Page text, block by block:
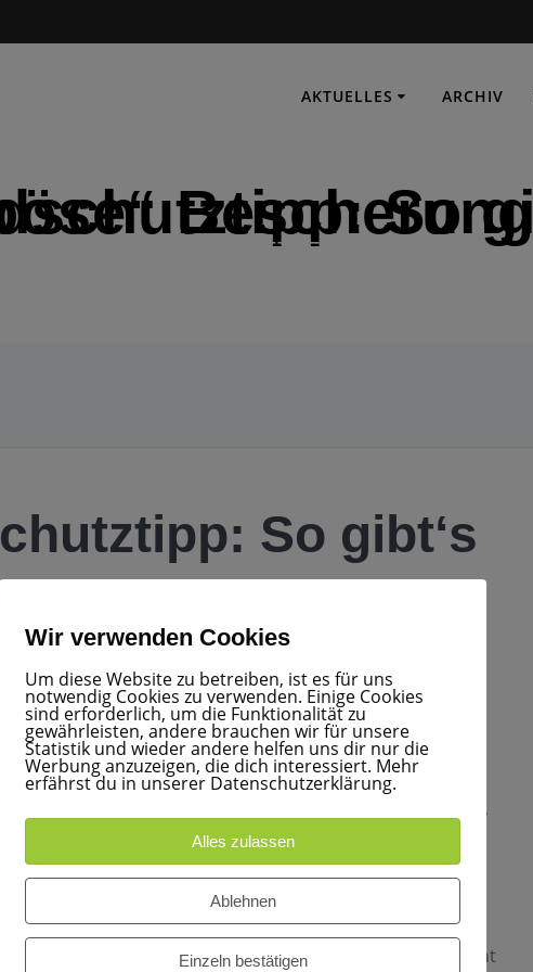
AKTUELLES ARCHIV
Brandschutztipp: So gibt‘s keine „böse“ Bescherung
IMMER EINSATZBEREIT
So gibt‘s
| 0
Jahreszeit besinnliche Stimmung in der Wohnung. Wenn
ein richtiges Feuer wird, ist es ganz schnell aus mit der
an die Umsicht der Bürger, Feuergefahren zu minimieren.
nicht brennbare Halterung.
brennbaren Gegenständen oder an einem Ort mit starker
brennen!
und Gestecken rechtzeitig, bevor sie ganz heruntergebrannt
Wir verwenden Cookies
Um diese Website zu betreiben, ist es für uns
notwendig Cookies zu verwenden. Einige Cookies
sind erforderlich, um die Funktionalität zu
gewährleisten, andere brauchen wir für unsere
Statistik und wieder andere helfen uns dir nur die
Werbung anzuzeigen, die dich interessiert. Mehr
erfährst du in unserer Datenschutzerklärung.
Alles zulassen
Ablehnen
Einzeln bestätigen